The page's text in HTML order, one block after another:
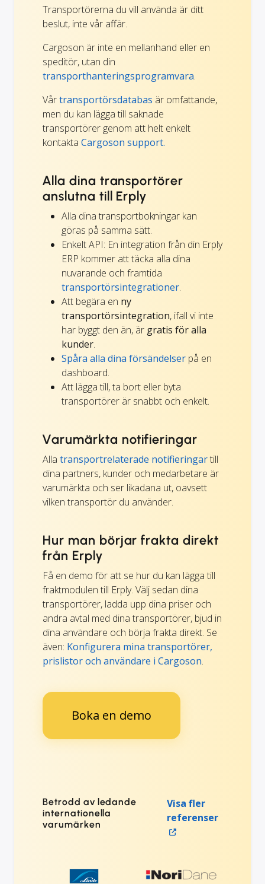
Transportörerna du vill använda är ditt
beslut, inte vår affär.
Cargoson är inte en mellanhand eller en
speditör, utan din
transporthanteringsprogramvara.
Vårtransportörsdatabas är omfattande,
men du kan lägga till saknade
transportörer genom att helt enkelt
kontakta Cargoson support.
Alla dina transportörer
anslutna till Erply
Alla dina transportbokningar kan
göras på samma sätt.
Enkelt API: En integration från din Erply
ERP kommer att täcka alla dina
nuvarande och framtida
transportörsintegrationer.
Att begära en ny
transportörsintegration, ifall vi inte
har byggt den än, är gratis för alla
kunder.
Spåra alla dina försändelser på en
dashboard.
Att lägga till, ta bort eller byta
transportörer är snabbt och enkelt.
Varumärkta notifieringar
Alla transportrelaterade notifieringartill
dina partners, kunder och medarbetare är
varumärkta och ser likadana ut, oavsett
vilken transportör du använder.
Hur man börjar frakta direkt
från Erply
Få en demo för att se hur du kan lägga till
fraktmodulen till Erply. Välj sedan dina
transportörer, ladda upp dina priser och
andra avtal med dina transportörer, bjud in
dina användare och börja frakta direkt. Se
även: Konfigurera mina transportörer,
prislistor och användare i Cargoson.
Boka en demo
Betrodd av ledande
internationella
varumärken
Visa fler
referenser